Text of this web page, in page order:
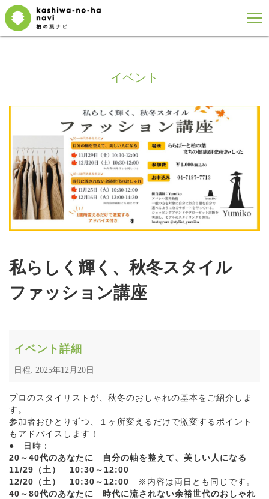
イベント
私らしく輝く、秋冬スタイル
ファッション講座
イベント詳細
日程: 2025年12月20日
プロのスタイリストが、秋冬のおしゃれの基本をご紹介しま
す。
参加者おひとりずつ、１ヶ所変えるだけで激変するポイント
もアドバイスします！
● 日時：
20～40代のあなたに 自分の軸を整えて、美しい人になる
11/29（土） 10:30～12:00
12/20（土） 10:30～12:00 ※内容は両日とも同じです。
40～80代のあなたに 時代に流されない余裕世代のおしゃれ